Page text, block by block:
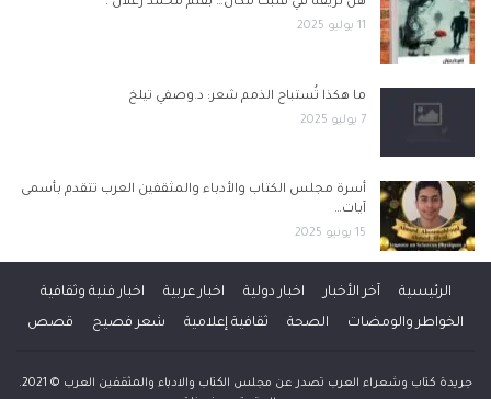
هل لريفنا في قلبك مكان… بقلم محمد زغلال .
11 يوليو 2025
ما هكذا تُستباح الذمم شعر: د.وصفي تيلخ
7 يوليو 2025
أسرة مجلس الكتاب والأدباء والمثقفين العرب تتقدم بأسمى
آيات…
15 يونيو 2025
الرئيسية آخر الأخبار اخبار دولية اخبار عربية
اخبار فنية وثقافية
الخواطر والومضات
الصحة ثقافية إعلامية شعر فصيح قصص
جريدة كتاب وشعراء العرب تصدر عن مجلس الكتاب والادباء والمثقفين العرب © 2021.